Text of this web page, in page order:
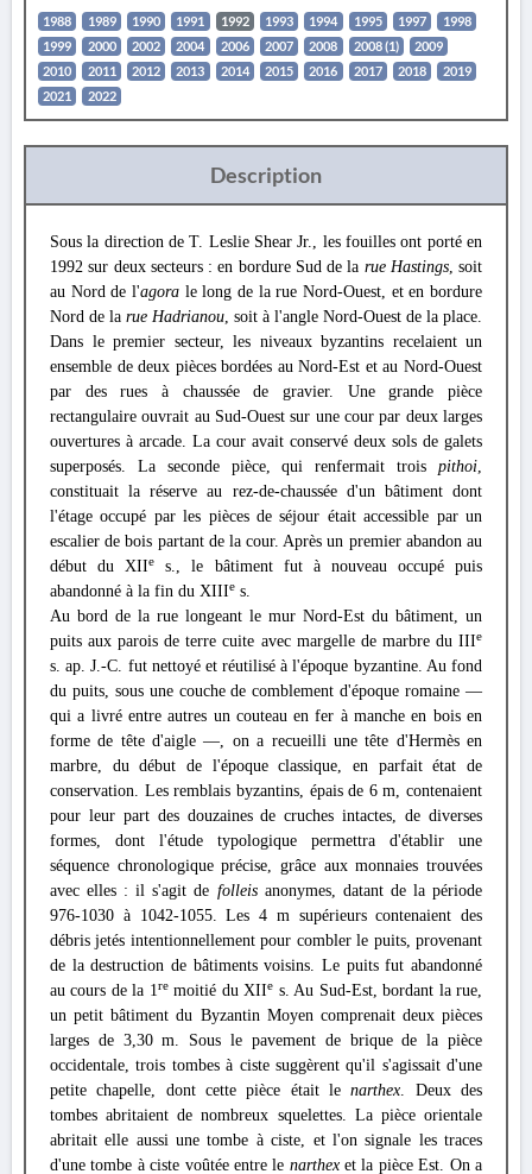
1988 1989 1990 1991 1992 1993 1994 1995 1997
1998
1999
2000 2002 2004 2006 2007 2008 2008 (1)
2009
2010
2011 2012 2013 2014 2015 2016 2017 2018
2019
2021
2022
Description
Sous la direction de T. Leslie Shear Jr., les fouilles ont porté en
1992 sur deux secteurs : en bordure Sud de la rue Hastings, soit
au Nord de l'agora le long de la rue Nord-Ouest, et en bordure
Nord de la rue Hadrianou, soit à l'angle Nord-Ouest de la place.
Dans le premier secteur, les niveaux byzantins recelaient un
ensemble de deux pièces bordées au Nord-Est et au Nord-Ouest
par des rues à chaussée de gravier. Une grande pièce
rectangulaire ouvrait au Sud-Ouest sur une cour par deux larges
ouvertures à arcade. La cour avait conservé deux sols de galets
superposés. La seconde pièce, qui renfermait trois pithoi,
constituait la réserve au rez-de-chaussée d'un bâtiment dont
l'étage occupé par les pièces de séjour était accessible par un
escalier de bois partant de la cour. Après un premier abandon au
début du XIIe
s., le bâtiment fut à nouveau occupé puis
abandonné à la fin du XIIIe s.
Au bord de la rue longeant le mur Nord-Est du bâtiment, un
puits aux parois de terre cuite avec margelle de marbre du IIIe
s. ap. J.-C. fut nettoyé et réutilisé à l'époque byzantine. Au fond
du puits, sous une couche de comblement d'époque romaine —
qui a livré entre autres un couteau en fer à manche en bois en
forme de tête d'aigle —, on a recueilli une tête d'Hermès en
marbre, du début de l'époque classique, en parfait état de
conservation. Les remblais byzantins, épais de 6 m, contenaient
pour leur part des douzaines de cruches intactes, de diverses
formes, dont l'étude typologique permettra d'établir une
séquence chronologique précise, grâce aux monnaies trouvées
avec elles : il s'agit de folleis anonymes, datant de la période
976-1030 à 1042-1055. Les 4 m supérieurs contenaient des
débris jetés intentionnellement pour combler le puits, provenant
de la destruction de bâtiments voisins. Le puits fut abandonné
au cours de la 1remoitié du XIIe s. Au Sud-Est, bordant la rue,
un petit bâtiment du Byzantin Moyen comprenait deux pièces
larges de 3,30 m. Sous le pavement de brique de la pièce
occidentale, trois tombes à ciste suggèrent qu'il s'agissait d'une
petite chapelle, dont cette pièce était lenarthex. Deux des
tombes abritaient de nombreux squelettes. La pièce orientale
abritait elle aussi une tombe à ciste, et l'on signale les traces
d'une tombe à ciste voûtée entre le narthexet la pièce Est. On a